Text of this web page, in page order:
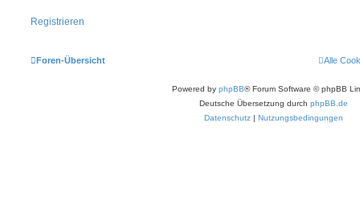
Registrieren
Foren-Übersicht Alle
Powered by phpBB® Forum Software © phpBB
Deutsche Übersetzung durch phpBB.de
Datenschutz | Nutzungsbedingungen